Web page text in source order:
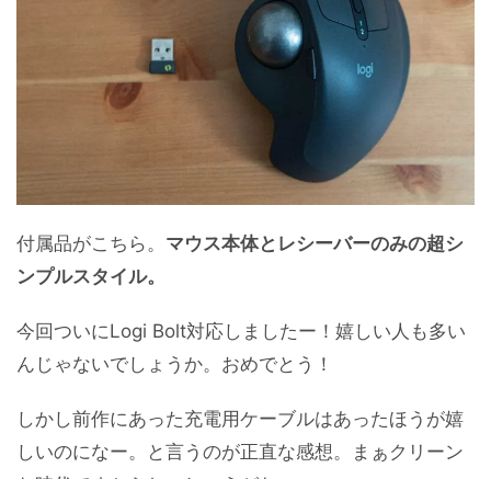
付属品がこちら。 マウス本体とレシーバーのみの超シ
ンプルスタイル。
今回ついにLogi Bolt対応しましたー！嬉しい人も多い
んじゃないでしょうか。おめでとう！
しかし前作にあった充電用ケーブルはあったほうが嬉
しいのになー。と言うのが正直な感想。まぁクリーン